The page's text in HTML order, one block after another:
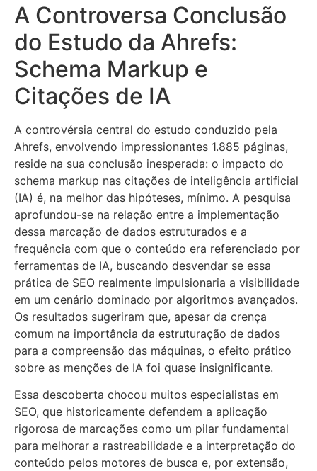
A Controversa Conclusão
do Estudo da Ahrefs:
Schema Markup e
Citações de IA
A controvérsia central do estudo conduzido pela
Ahrefs, envolvendo impressionantes 1.885 páginas,
reside na sua conclusão inesperada: o impacto do
schema markup nas citações de inteligência artificial
(IA) é, na melhor das hipóteses, mínimo. A pesquisa
aprofundou-se na relação entre a implementação
dessa marcação de dados estruturados e a
frequência com que o conteúdo era referenciado por
ferramentas de IA, buscando desvendar se essa
prática de SEO realmente impulsionaria a visibilidade
em um cenário dominado por algoritmos avançados.
Os resultados sugeriram que, apesar da crença
comum na importância da estruturação de dados
para a compreensão das máquinas, o efeito prático
sobre as menções de IA foi quase insignificante.
Essa descoberta chocou muitos especialistas em
SEO, que historicamente defendem a aplicação
rigorosa de marcações como um pilar fundamental
para melhorar a rastreabilidade e a interpretação do
conteúdo pelos motores de busca e, por extensão,